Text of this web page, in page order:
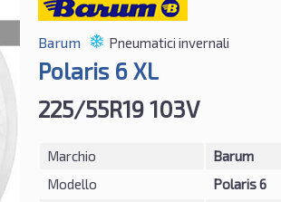
Barum Pneumatici invernali
Polaris 6 XL
225/55R19 103V
Marchio
Barum
Modello
Polaris 6